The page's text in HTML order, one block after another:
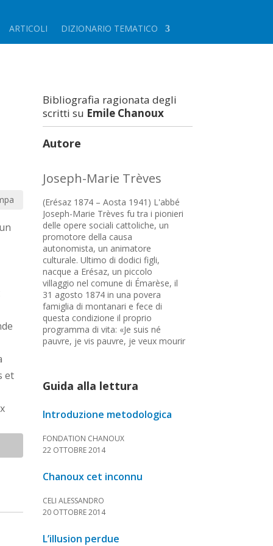
ARTICOLI DIZIONARIO TEMATICO
et
Bibliografia ragionata degli
scritti su Emile Chanoux
Autore
Joseph-Marie Trèves
(Erésaz 1874 – Aosta 1941) L'abbé
Joseph-Marie Trèves fu tra i pionieri
delle opere sociali cattoliche, un
promotore della causa
autonomista, un animatore
culturale. Ultimo di dodici figli,
nacque a Erésaz, un piccolo
villaggio nel comune di Émarèse, il
31 agosto 1874 in una povera
famiglia di montanari e fece di
questa condizione il proprio
programma di vita: «Je suis né
pauvre, je vis pauvre, je veux mourir
Aosta. Fu ordinato parroco nel 1900
piccoli paesi di montagna per
restare vicino alla sua gente. Nel
1925 fu chiamato a reggere la
piccolissima parrocchia di Excenex
Trèves fu un sacerdote
molti settori della realtà sociale,
politica e culturale
energia di instancabile
Guida alla lettura
Introduzione metodologica
FONDATION CHANOUX
22 OTTOBRE 2014
Chanoux cet inconnu
CELI ALESSANDRO
20 OTTOBRE 2014
L’illusion perdue